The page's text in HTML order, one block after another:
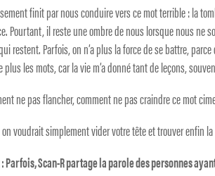
finit par nous conduire vers ce mot terrible : la
Pourtant, il reste une ombre de nous lorsque nous ne
restent. Parfois, on n’a plus la force de se battre,
plus les mots, car la vie m’a donné tant de leçons,
ne pas flancher, comment ne pas craindre ce mot
voudrait simplement vider votre tête et trouver enfin
: Parfois, Scan-R partage la parole des personnes